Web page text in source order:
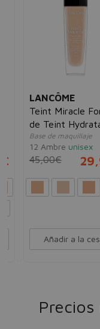
LANCÔME
Teint Miracle
de Teint
SPF15 30ml
Base de maquillaje
12 Ambre unisex
45,00€
Añadir a la